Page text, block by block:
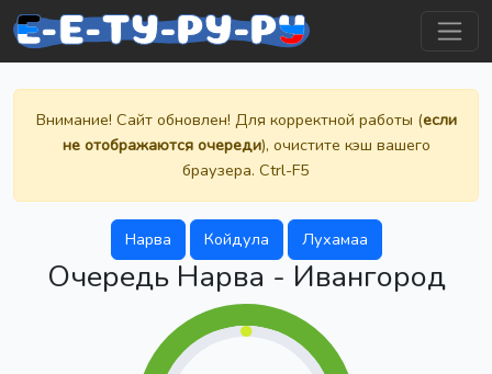
Внимание! Сайт обновлен! Для корректной работы (если
не отображаются очереди), очистите кэш вашего
браузера. Ctrl-F5
Нарва Койдула Лухамаа
Очередь Нарва - Ивангород